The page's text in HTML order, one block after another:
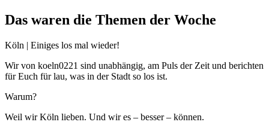
Das waren die Themen der Woche
Köln | Einiges los mal wieder!
Wir von koeln0221 sind unabhängig, am Puls der Zeit und berichten
für Euch für lau, was in der Stadt so los ist.
Warum?
Weil wir Köln lieben. Und wir es – besser – können.